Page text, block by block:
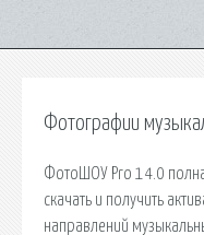
Фотографии
ФотоШОУ Pro 14.0
скачать и получить
направлений